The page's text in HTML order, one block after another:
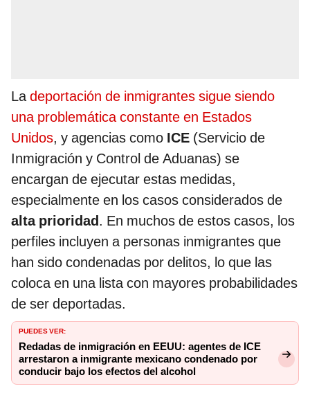
Ladeportación de inmigrantes sigue siendo
una problemática constante en Estados
Unidos, y agencias como ICE (Servicio de
Inmigración y Control de Aduanas) se
encargan de ejecutar estas medidas,
especialmente en los casos considerados de
alta prioridad. En muchos de estos casos, los
perfiles incluyen a personas inmigrantes que
han sido condenadas por delitos, lo que las
coloca en una lista con mayores probabilidades
de ser deportadas.
PUEDES VER:
Redadas de inmigración en EEUU: agentes de ICE
arrestaron a inmigrante mexicano condenado por
conducir bajo los efectos del alcohol